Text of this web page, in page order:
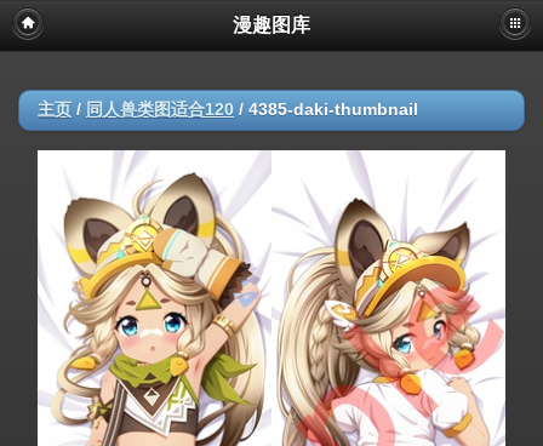
漫趣图库
主页 / 同人兽类图适合120 / 4385-daki-thumbnail